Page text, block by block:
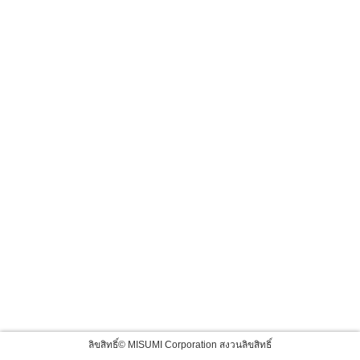
ลิขสิทธิ์© MISUMI Corporation สงวนลิขสิทธิ์